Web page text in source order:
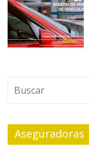
Aseguradoras